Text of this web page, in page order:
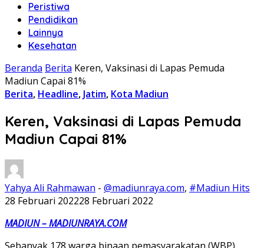
Peristiwa
Pendidikan
Lainnya
Kesehatan
Beranda Berita Keren, Vaksinasi di Lapas Pemuda
Madiun Capai 81%
Berita, Headline, Jatim, Kota Madiun
Keren, Vaksinasi di Lapas Pemuda
Madiun Capai 81%
Yahya Ali Rahmawan - @madiunraya.com, #Madiun Hits
28 Februari 202228 Februari 2022
MADIUN – MADIUNRAYA.COM